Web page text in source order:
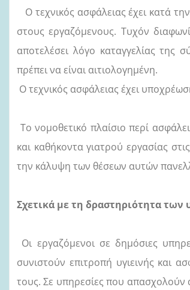
Ο τεχνικός ασφάλειας έχει κατά
στους εργαζόμενους. Τυχόν
αποτελέσει λόγο καταγγελίας
πρέπει να είναι αιτιολογημένη.
Ο τεχνικός ασφάλειας έχει
Το νομοθετικό πλαίσιο περί
και καθήκοντα γιατρού εργασίας
την κάλυψη των θέσεων αυτών
Σχετικά με τη δραστηριότητα
Οι εργαζόμενοι σε δημόσιες
συνιστούν επιτροπή υγιεινής και
τους. Σε υπηρεσίες που απασχολούν